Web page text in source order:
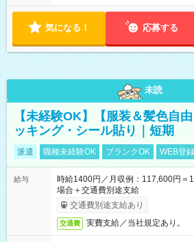
気になる！ 応募する
未読
【未経験OK】【服装＆髪色自
ッキング・シール貼り｜短期
派遣 職種未経験OK ブランクOK WEB登
給与
時給1400円／月収例：117,600円＝
場合＋交通費別途支給
交通費別途支給あり
交通費 実費支給／当社規定あり。